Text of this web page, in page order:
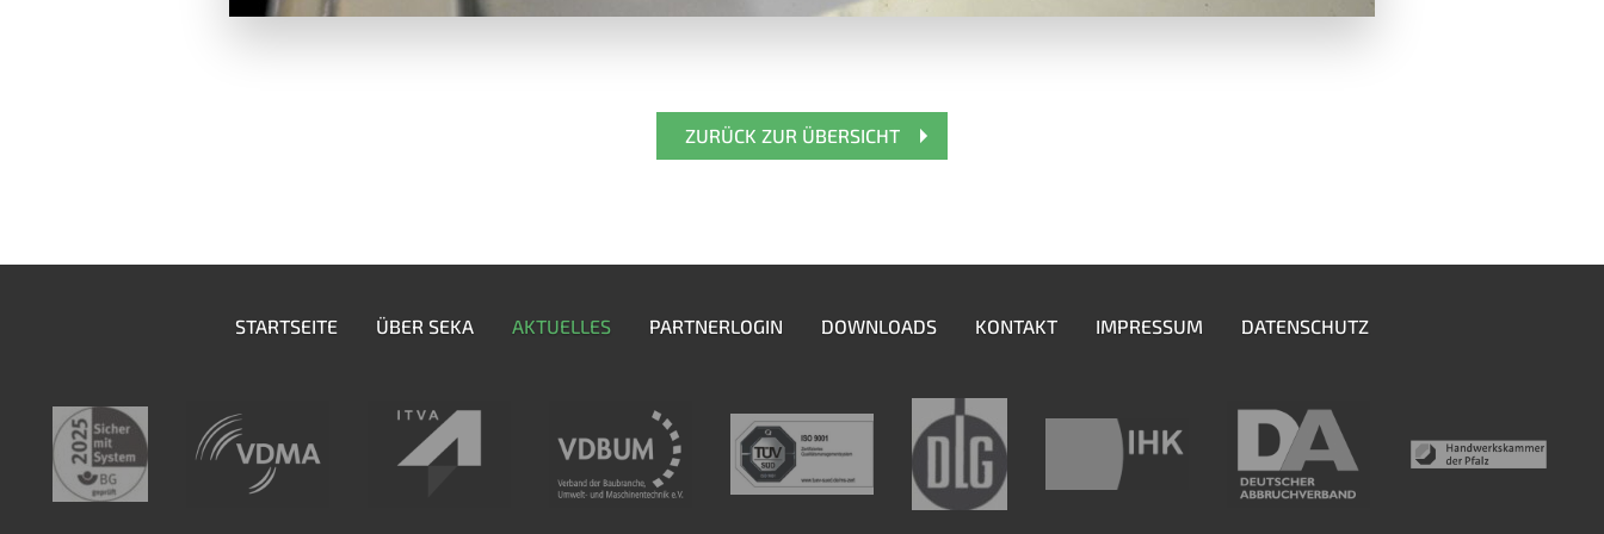
ZURÜCK ZUR ÜBERSICHT
STARTSEITE ÜBER SEKA AKTUELLES PARTNERLOGIN DOWNLOADS KONTAKT IMPRESSUM DATENSCHUTZ